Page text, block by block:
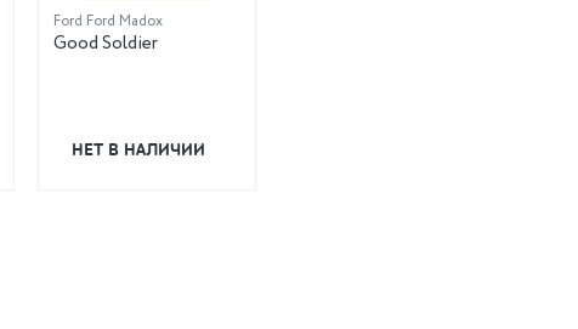
Ford Ford Madox
Good Soldier
НЕТ В НАЛИЧИИ